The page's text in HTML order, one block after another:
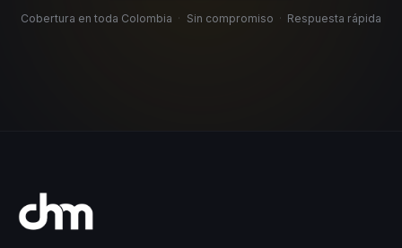
Cobertura en toda Colombia · Sin compromiso · Respuesta rápida